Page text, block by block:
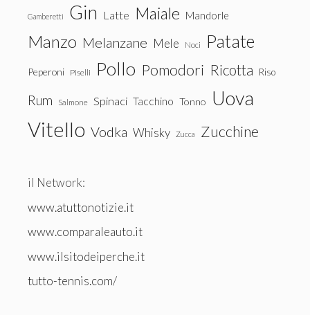
Gamberetti Gin Latte Maiale Mandorle
Manzo Melanzane Mele Noci Patate
Peperoni Piselli Pollo Pomodori Ricotta Riso
Rum Salmone Spinaci Tacchino Tonno Uova
Vitello Vodka Whisky Zucca Zucchine
il Network:
www.atuttonotizie.it
www.comparaleauto.it
www.ilsitodeiperche.it
tutto-tennis.com/